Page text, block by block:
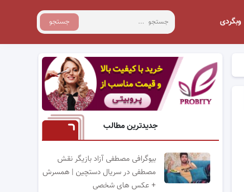
جستجو وبگردی
جدیدترین مطالب
بیوگرافی مصطفی آزاد بازیگر نقش
مصطفی در سریال دستچین | همسرش
+ عکس های شخصی